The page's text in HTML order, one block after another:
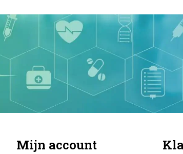
Mijn account